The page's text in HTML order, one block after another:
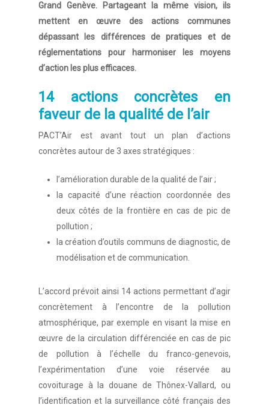
Grand Genève. Partageant la même vision, ils
mettent en œuvre des actions communes
dépassant les différences de pratiques et de
réglementations pour harmoniser les moyens
d’action les plus efficaces.
14 actions concrètes en
faveur de la qualité de l’air
PACT’Air est avant tout un plan d’actions
concrètes autour de 3 axes stratégiques :
l’amélioration durable de la qualité de l’air ;
la capacité d’une réaction coordonnée des
deux côtés de la frontière en cas de pic de
pollution ;
la création d’outils communs de diagnostic, de
modélisation et de communication.
L’accord prévoit ainsi 14 actions permettant d’agir
concrètement à l’encontre de la pollution
atmosphérique, par exemple en visant la mise en
œuvre de la circulation différenciée en cas de pic
de pollution à l’échelle du franco-genevois,
l’expérimentation d’une voie réservée au
covoiturage à la douane de Thônex-Vallard, ou
l’identification et la surveillance côté français des